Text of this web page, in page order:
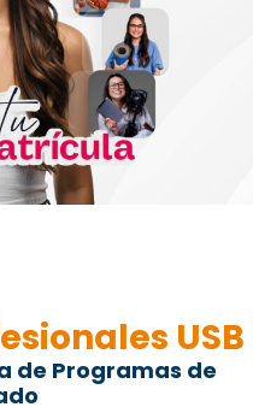
USB
de Programas de